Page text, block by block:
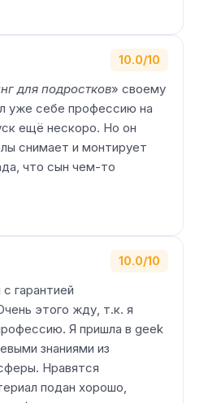
10.0/10
для подростков» своему
уже себе профессию на
ещё нескоро. Но он
снимает и монтирует
что сын чем-то
10.0/10
гарантией
этого жду, т.к. я
Я пришла в geek
знаниями из
Нравятся
подан хорошо,